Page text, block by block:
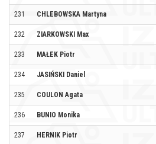
231 CHLEBOWSKA Martyna
232 ZIARKOWSKI Max
233 MAŁEK Piotr
234 JASIŃSKI Daniel
235 COULON Agata
236 BUNIO Monika
237 HERNIK Piotr